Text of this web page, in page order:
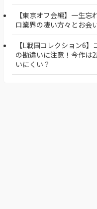
【東京オフ会編】一生忘
ロ業界の凄い方々とお会
【L戦国コレクション6
の勘違いに注意！今作は
いにくい？